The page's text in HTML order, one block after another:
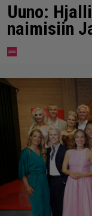
Uuno:
naimisiin